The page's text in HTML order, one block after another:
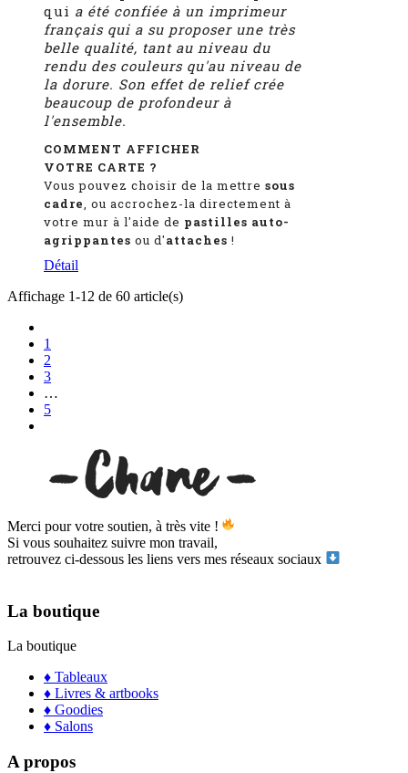
qui a été confiée à un imprimeur
français qui a su proposer une très
belle qualité, tant au niveau du
rendu des couleurs qu'au niveau de
la dorure. Son effet de relief crée
beaucoup de profondeur à
l'ensemble.
COMMENT AFFICHER
VOTRE CARTE ?
Vous pouvez choisir de la mettre sous
cadre, ou accrochez-la directement à
votre mur à l'aide de pastilles auto-
agrippantes ou d'attaches !
Détail
Affichage 1-12 de 60 article(s)
1
2
3
…
5
Merci pour votre soutien, à très vite !
Si vous souhaitez suivre mon travail,
retrouvez ci-dessous les liens vers mes réseaux sociaux
La boutique
La boutique
♦ Tableaux
♦ Livres & artbooks
♦ Goodies
♦ Salons
A propos